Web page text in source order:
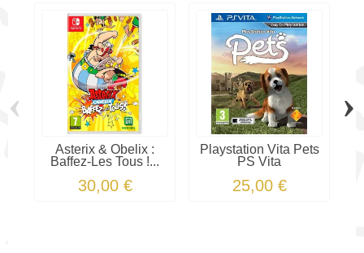
Asterix & Obelix :
Baffez-Les Tous !...
30,00 €
Playstation Vita Pets
PS Vita
25,00 €
‹ ›